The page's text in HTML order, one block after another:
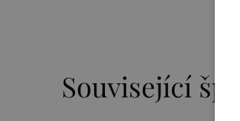
Související